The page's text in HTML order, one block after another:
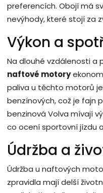
preferencích. Obojí má
nevýhody, které stojí za
Výkon a
Na dlouhé vzdálenosti a
naftové motory
paliva u těchto motorů je
benzínových, což je fajn
benzinová Volva mívají
co ocení sportovní jízdu
Údržba a
Údržba u naftových
zpravidla mají delší